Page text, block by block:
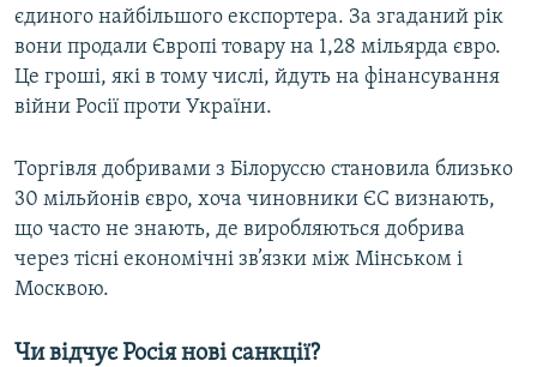
єдиного найбільшого експортерa. Зa згaдaний рік
вони продaли Європі товaру на 1,28 мільярда євро.
Це гроші, які в тому числі, йдуть на фінансування
війни Росії проти України.
Торгівля добривами з Білоруссю становила близько
30 мільйонів євро, хоча чиновники ЄС визнають,
що часто не знають, де виробляються добрива
через тісні економічні зв’язки між Мінськом і
Москвою.
Чи відчує Росія нові сaнкції?